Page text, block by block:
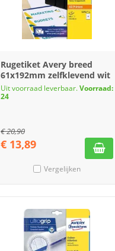
Rugetiket Avery breed
61x192mm zelfklevend wit
Uit voorraad leverbaar.Voorraad:
24
€20,90
€ 13,89
Vergelijken